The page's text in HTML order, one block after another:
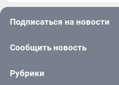
Подписаться на новости
Сообщить новость
Рубрики